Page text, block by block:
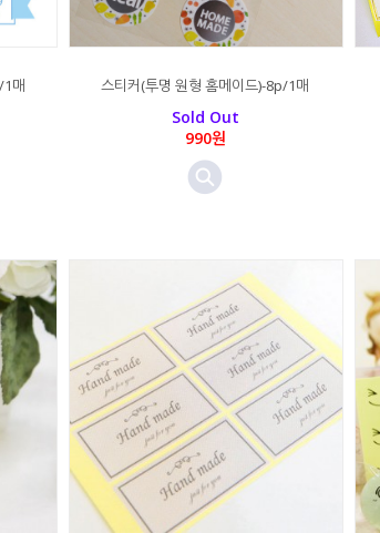
1매 스티커(투명 원형 홈메이드)-8p/1매
Sold Out
990원